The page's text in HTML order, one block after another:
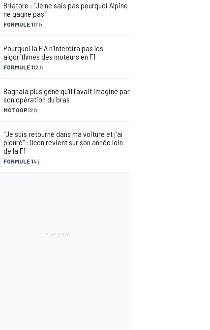
FORMULE 117 h
Briatore : "Je ne sais pas pourquoi Alpine
ne gagne pas"
FORMULE 112 h
Pourquoi la FIA n'interdira pas les
algorithmes des moteurs en F1
MOTOGP12 h
Bagnaia plus gêné qu'il l'avait imaginé par
son opération du bras
FORMULE 14 j
"Je suis retourné dans ma voiture et j'ai
pleuré" : Ocon revient sur son année loin
de la F1